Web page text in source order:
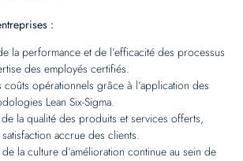
:
la performance et de l’efficacité des processus
des employés certifiés.
coûts opérationnels grâce à l’application des
Lean Six-Sigma.
la qualité des produits et services offerts,
accrue des clients.
la culture d’amélioration continue au sein de